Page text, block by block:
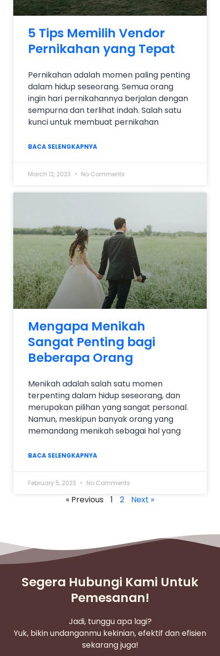
5 Tips Memilih Vendor
Pernikahan yang Tepat
Pernikahan adalah momen paling penting
dalam hidup seseorang. Semua orang
ingin hari pernikahannya berjalan dengan
sempurna dan terlihat indah. Salah satu
kunci untuk membuat pernikahan
BACA SELENGKAPNYA
March 12, 2023 No Comments
Mengapa Menikah
Sangat Penting bagi
Beberapa Orang
Menikah adalah salah satu momen
terpenting dalam hidup seseorang, dan
merupakan pilihan yang sangat personal.
Namun, meskipun banyak orang yang
memandang menikah sebagai hal yang
BACA SELENGKAPNYA
February 5, 2023 No Comments
« Previous 1 2 Next »
Segera Hubungi Kami Untuk
Pemesanan!
Jadi, tunggu apa lagi?
Yuk, bikin undanganmu kekinian, efektif dan efisien
sekarang juga!